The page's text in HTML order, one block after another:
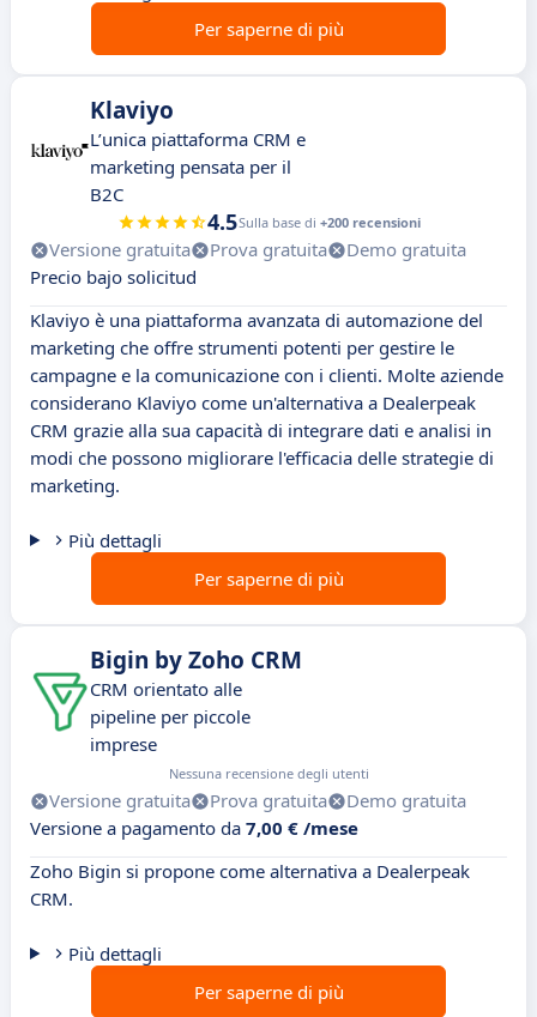
Per saperne di più
Klaviyo
L’unica piattaforma CRM e
marketing pensata per il
B2C
4.5Sulla base di +200 recensioni
Versione gratuita Prova gratuita
Demo gratuita
Precio bajo solicitud
Klaviyo è una piattaforma avanzata di automazione del
marketing che offre strumenti potenti per gestire le
campagne e la comunicazione con i clienti. Molte aziende
considerano Klaviyo come un'alternativa a Dealerpeak
CRM grazie alla sua capacità di integrare dati e analisi in
modi che possono migliorare l'efficacia delle strategie di
marketing.
Più dettagli
Per saperne di più
Bigin by Zoho CRM
CRM orientato alle
pipeline per piccole
imprese
Nessuna recensione degli utenti
Versione gratuita Prova gratuita
Demo gratuita
Versione a pagamento da 7,00 € /mese
Zoho Bigin si propone come alternativa a Dealerpeak
CRM.
Più dettagli
Per saperne di più